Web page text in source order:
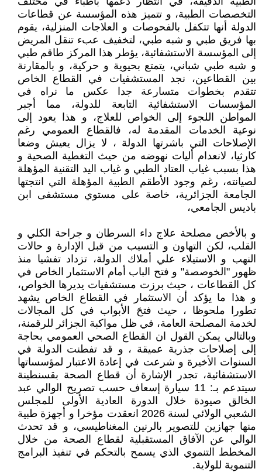
التخصصات الطبية، و تتميز هذه المؤسسة عن قطاعات
الدولة أنها تتكفل بالفحوصات و العلاجات المنزلية، يقوم
بها فريق طبي و شبه طبي، لتخفيف عبء تنقل المريض
إلى المؤسسة الاستشفائية، يؤطر هذا المركز طاقم طبي
و شبه طبي شباني، يتمتع بحيوية و حركية، و بالمقارنة
بين القطاعين، نجد المستشفيات في القطاع الخاص
تتقدم بخطوات متسارعة جدا عكس ما نراه في
المؤسسات الاستشفائية التابعة للدولة، مما أجبر
المواطن اللجوء إلى الخواص للعلاج، و هذا يعود إلى
نوعية الخدمات المقدمة له، فالقطاع العمومي رغم
الإصلاحات التي باشرتها الدولة ، لا يزال يعيش وضعا
كارثيا، لانعدام أليات نهوضه من حيث التغطية الصحية و
هذا بسبب غياب العتاد الطبي و غياب اليد التقنية المؤهلة
لصيانته، رغم وجود الأطقم الطبية المؤهلة التي انتجتها
الجامعة الجزائرية، خاصة على مستوي مستشفى ابن
باديس الجامعي،
و بالأخص مصلحة علاج داء السرطان و جراحة الكلي و
القلب، لكن التهاون و التسيب من قبل الإدارة و حالات
النهب و الاستيلاء علي أملاك الدولة، تزداد تفشيا منذ
ظهور "الخوصصة" و فتح الباب أمام الاستثمار الخاص في
كل القطاعات ، حيث برزت مستشفيات يديرها الخواص،
و هذا ما يؤكد أن الاستثمار في القطاع الخاص يشهد
تطورا ملحوظا ، حيث فتحَ الأبواب في كل المجالات
لخدمة المصلحة العامة، في ظل مواكبة الجزائر للرقمنة،
وبالتالي يمكن القول ان القطاع الصحي العمومي بحاجة
إلى إصلاحات جذرية عميقة ، و قد تفطنت الدولة في
السنوات الأخيرة و شرعت في إعادة الاعتبار لمؤسساتها
الاستشفائية، تجدر الإشارة أن قطاع الصحة بقسنطينة
سيتدعم بـ: 11 سيارة إسعاف حسب تصريح الوالي عبد
الخالق صيودة خلال الدورة العادية الأولى للمجلس
الشعبي الولائي لسنة 2026 انعقدت مؤخرا و أجهزة طبية
منها جهازين للتصوير بالرنين المغناطيسي، و قد تحدث
الوالي عن الآفاق المستقبلية لقطاع الصحة من خلال
المخطط التنموي الذي يسمح بالتحكم في تنفيذ البرامج
التنموية للولاية.